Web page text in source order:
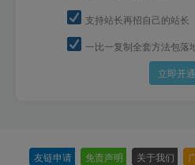
支持站长再招自己的站长
一比一复制全套方法包落
立即开通
友链申请 免责声明 关于我们